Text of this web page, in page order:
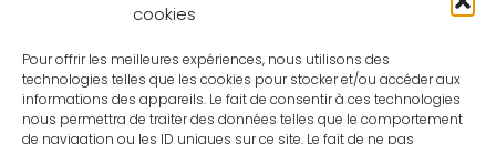
cookies
Pour offrir les meilleures expériences, nous utilisons des
technologies telles que les cookies pour stocker et/ou accéder aux
informations des appareils. Le fait de consentir à ces technologies
nous permettra de traiter des données telles que le comportement
de navigation ou les ID uniques sur ce site. Le fait de ne pas
Contact
C.G.V
Suivre ma commande